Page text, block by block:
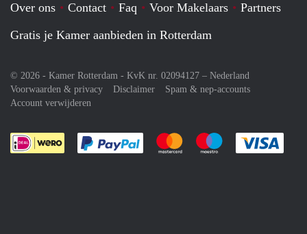
Over ons Contact Faq Voor Makelaars
Partners
Gratis je Kamer aanbieden in Rotterdam
© 2026 - Kamer Rotterdam - KvK nr. 02094127 – Nederland
Voorwaarden & privacy
Disclaimer
Spam & nep-accounts
Account verwijderen
Je rekent gemakkelijk af met Paypal
Je rekent gemakkelijk af met
Je rekent